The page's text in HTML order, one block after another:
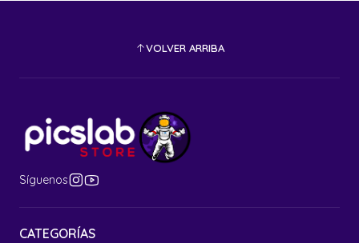
VOLVER ARRIBA
Síguenos
CATEGORÍAS